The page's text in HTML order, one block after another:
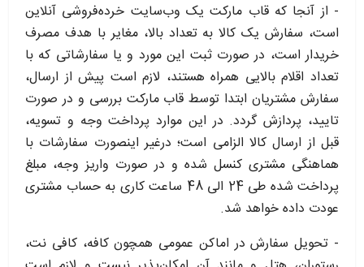
- از آنجا که قاب مارکت یک وب‌سایت خرده‌فروشی آنلاین
است، سفارش یک کالا به تعداد بالا، مغایر با هدف مصرف
خریدار است، در صورت ثبت این مورد و یا سفارشاتی که با
تعداد اقلام بالایی همراه هستند، لازم است پیش از ارسال،
سفارش مشتریان ابتدا توسط قاب مارکت بررسی و در صورت
تایید، پردازش گردد. در این موارد پرداخت وجه و تسویه،
قبل از ارسال کالا الزامی است؛ درغیر اینصورت سفارشات با
هماهنگی مشتری کنسل شده و در صورت واریز وجه، مبلغ
پرداخت شده طی 24 الی 48 ساعت کاری به حساب مشتری
عودت داده خواهد شد.
- تحویل سفارش در اماکن عمومی همچون کافه، کافی نت،